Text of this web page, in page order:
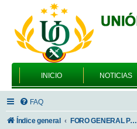
INICIO NOTICIAS
FAQ
Índice general FORO GENERAL PARA TODOS LOS USUARIOS